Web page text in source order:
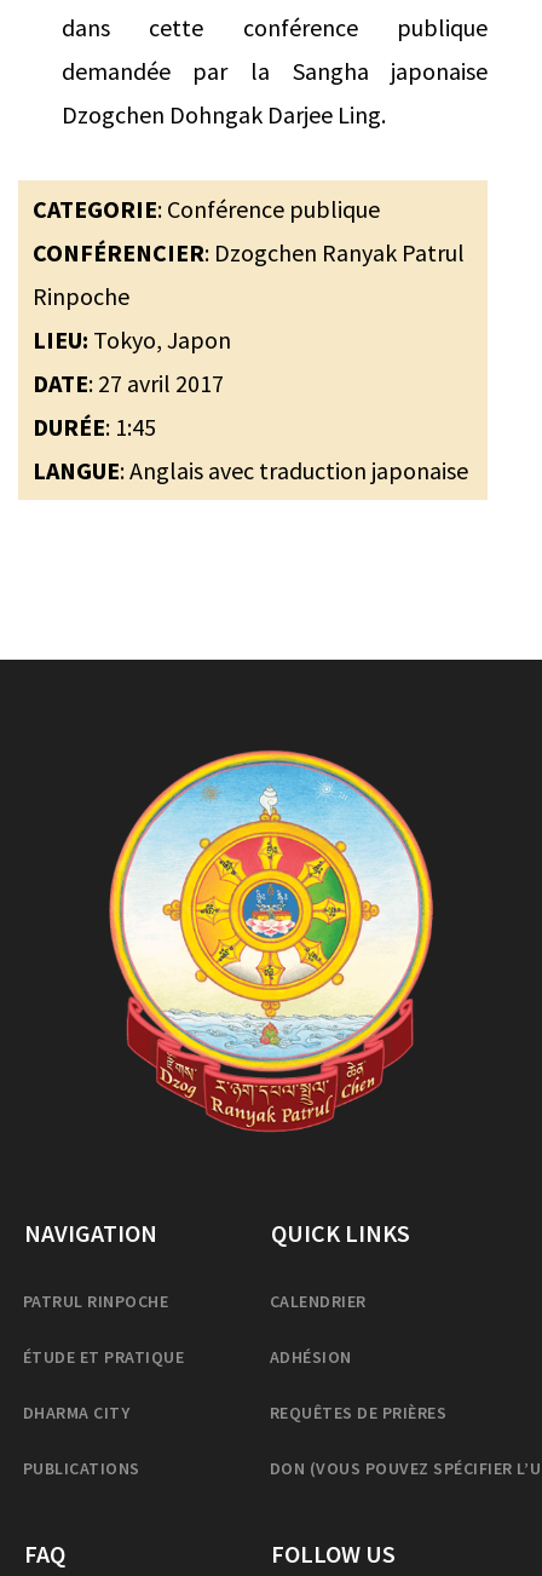
dans cette conférence publique
demandée par la Sangha japonaise
Dzogchen Dohngak Darjee Ling.
CATEGORIE: Conférence publique
CONFÉRENCIER: Dzogchen Ranyak Patrul
Rinpoche
LIEU: Tokyo, Japon
DATE: 27 avril 2017
DURÉE: 1:45
LANGUE: Anglais avec traduction japonaise
NAVIGATION
PATRUL RINPOCHE
ÉTUDE ET PRATIQUE
DHARMA CITY
PUBLICATIONS
QUICK LINKS
CALENDRIER
ADHÉSION
REQUÊTES DE PRIÈRES
DON (VOUS POUVEZ SPÉCIFIER
FAQ FOLLOW US